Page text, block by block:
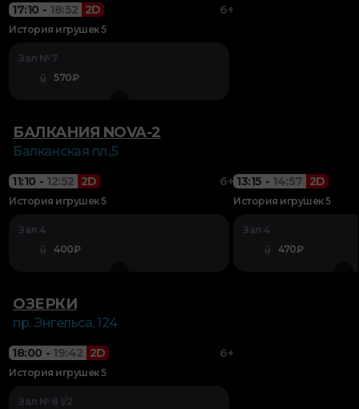
17:10 - 18:52 2D 6+
История игрушек 5
Зал №7
570₽
БАЛКАНИЯ NOVA-2
Балканская пл.,5
11:10 - 12:52 2D 6+
История игрушек 5
Зал 4
400₽
13:15 - 14:57 2D
История игрушек 5
Зал 4
470₽
ОЗЕРКИ
пр. Энгельса, 124
18:00 - 19:42 2D 6+
История игрушек 5
Зал №8 1/2